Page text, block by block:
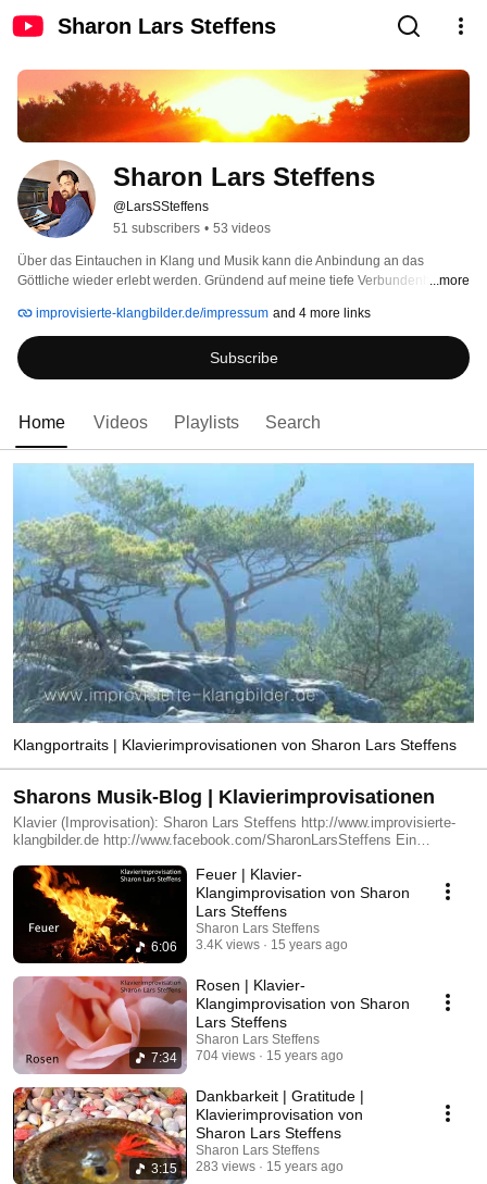
Sharon Lars Steffens
Sharon Lars Steffens
@LarsSSteffens
51 subscribers • 53 videos
Über das Eintauchen in Klang und Musik kann die Anbindung an das
Göttliche wieder erlebt werden. Gründend auf meine tiefe Verbundenheit zur
Moment heraus musikalische Bilder am Klavier entstehen. Im Lauschen
dieser Musik eröffne ich Ihnen den Raum, dem Göttlichen in Ihnen zu
begegnen.
...more
improvisierte-klangbilder.de/impressum and 4 more links
Subscribe
Home Videos Playlists Search
Klangportraits | Klavierimprovisationen von Sharon Lars Steffens
Sharons Musik-Blog | Klavierimprovisationen
Klavier (Improvisation): Sharon Lars Steffens http://www.improvisierte-
klangbilder.de http://www.facebook.com/SharonLarsSteffens Ein
http://www.improvisierte-klangbilder.de/sharon-lars-steffens/interview/ -----
--------------- piano (improvised): Sharon Lars Steffens How this kind of
music comes into existence is explained in an interview at
http://www.jolitakelias.com/sharon-lars-steffens/
6:06
Feuer | Klavier-
Klangimprovisation von Sharon
Lars Steffens
Sharon Lars Steffens
3.4K views
15 years ago
7:34
Rosen | Klavier-
Klangimprovisation von Sharon
Lars Steffens
Sharon Lars Steffens
704 views
15 years ago
3:15
Dankbarkeit | Gratitude |
Klavierimprovisation von
Sharon Lars Steffens
Sharon Lars Steffens
283 views
15 years ago